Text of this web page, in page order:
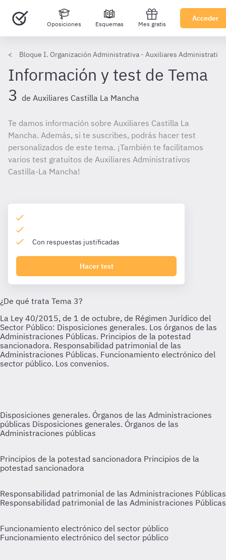
Oposiciones Esquemas Mes gratis
Acceder
Bloque I. Organización Administrativa - Auxiliares
Información y test de Tema
3 de Auxiliares Castilla La Mancha
Te damos información sobre Auxiliares Castilla La
Mancha. Además, si te suscribes, podrás hacer test
personalizados de este tema. ¡También te facilitamos
varios test gratuitos de Auxiliares Administrativos
Castilla-La Mancha!
Con respuestas justificadas
Hacer test
Disposiciones generales. Órganos de las Administraciones
públicas Disposiciones generales. Órganos de las
Administraciones públicas
Principios de la potestad sancionadora Principios de la
potestad sancionadora
Responsabilidad patrimonial de las Administraciones Públicas
Responsabilidad patrimonial de las Administraciones Públicas
Funcionamiento electrónico del sector público
Funcionamiento electrónico del sector público